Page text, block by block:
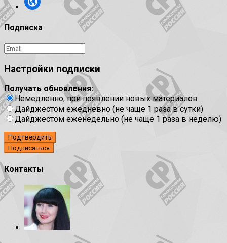
Подписка
Настройки подписки
Получать обновления:
Немедленно, при появлении новых материалов
Дайджестом ежедневно (не чаще 1 раза в сутки)
Дайджестом еженедельно (не чаще 1 раза в неделю)
Подтвердить
Контакты